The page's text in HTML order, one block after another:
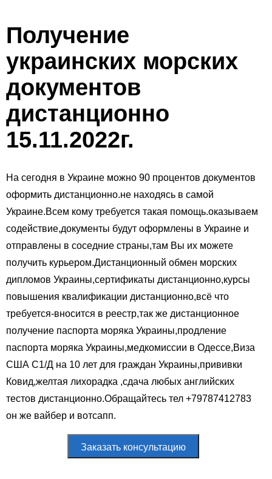
Получение
украинских морских
документов
дистанционно
15.11.2022г.
На сегодня в Украине можно 90 процентов документов
оформить дистанционно.не находясь в самой
Украине.Всем кому требуется такая помощь.оказываем
содействие,документы будут оформлены в Украине и
отправлены в соседние страны,там Вы их можете
получить курьером.Дистанционный обмен морских
дипломов Украины,сертификаты дистанционно,курсы
повышения квалификации дистанционно,всё что
требуется-вносится в реестр,так же дистанционное
получение паспорта моряка Украины,продление
паспорта моряка Украины,медкомиссии в Одессе,Виза
США С1/Д на 10 лет для граждан Украины,прививки
Ковид,желтая лихорадка ,сдача любых английских
тестов дистанционно.Обращайтесь тел +79787412783
он же вайбер и вотсапп.
Заказать консультацию